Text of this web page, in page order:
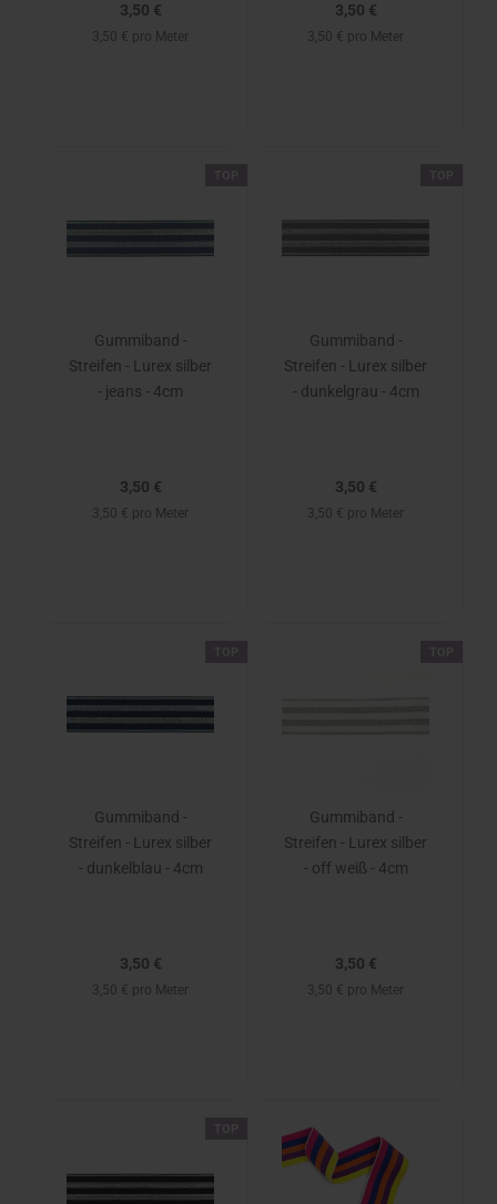
3,50 €
3,50 € pro Meter
3,50 €
3,50 € pro Meter
Gummiband -
Streifen - Lurex silber
- jeans - 4cm
3,50 €
3,50 € pro Meter
Gummiband -
Streifen - Lurex silber
- dunkelgrau - 4cm
3,50 €
3,50 € pro Meter
Gummiband -
Streifen - Lurex silber
- dunkelblau - 4cm
3,50 €
3,50 € pro Meter
Gummiband -
Streifen - Lurex silber
- off weiß - 4cm
3,50 €
3,50 € pro Meter